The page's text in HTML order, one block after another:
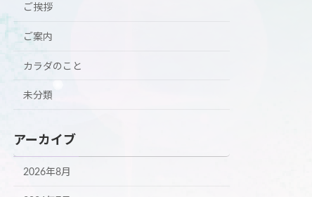
ご挨拶
ご案内
カラダのこと
未分類
アーカイブ
2026年8月